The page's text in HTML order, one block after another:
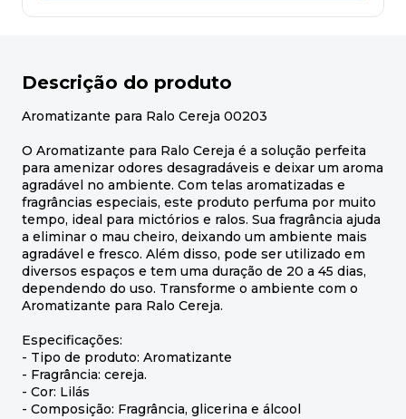
Descrição do produto
Aromatizante para Ralo Cereja 00203
O Aromatizante para Ralo Cereja é a solução perfeita
para amenizar odores desagradáveis e deixar um aroma
agradável no ambiente. Com telas aromatizadas e
fragrâncias especiais, este produto perfuma por muito
tempo, ideal para mictórios e ralos. Sua fragrância ajuda
a eliminar o mau cheiro, deixando um ambiente mais
agradável e fresco. Além disso, pode ser utilizado em
diversos espaços e tem uma duração de 20 a 45 dias,
dependendo do uso. Transforme o ambiente com o
Aromatizante para Ralo Cereja.
Especificações:
- Tipo de produto: Aromatizante
- Fragrância: cereja.
- Cor: Lilás
- Composição: Fragrância, glicerina e álcool